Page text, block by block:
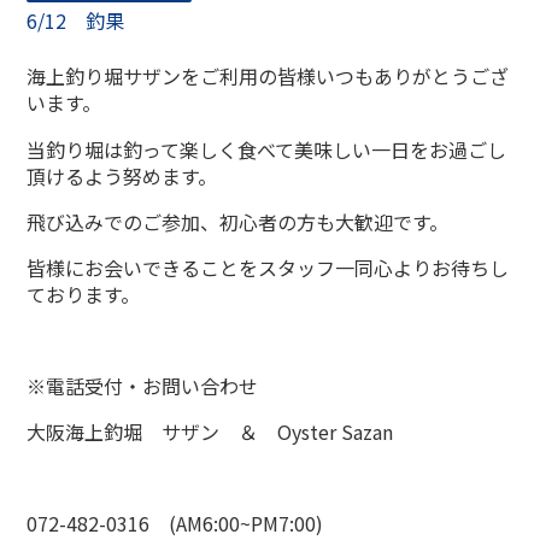
6/12 釣果
海上釣り堀サザンをご利用の皆様いつもありがとうござ
います。
当釣り堀は釣って楽しく食べて美味しい一日をお過ごし
頂けるよう努めます。
飛び込みでのご参加、初心者の方も大歓迎です。
皆様にお会いできることをスタッフ一同心よりお待ちし
ております。
※電話受付・お問い合わせ
大阪海上釣堀 サザン ＆ Oyster Sazan
072-482-0316 (AM6:00~PM7:00)